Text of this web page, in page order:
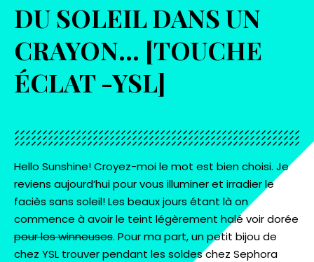
DU SOLEIL DANS UN
CRAYON… [TOUCHE
ÉCLAT -YSL]
Hello Sunshine! Croyez-moi le mot est bien choisi. Je
reviens aujourd’hui pour vous illuminer et irradier le
faciès sans soleil! Les beaux jours étant là on
commence à avoir le teint légèrement halé voir dorée
pour les winneuses. Pour ma part, un petit bijou de
chez YSL trouver pendant les soldes chez Sephora